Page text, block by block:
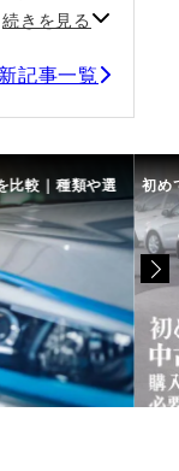
続きを見る
記事一覧
比較｜種類や選 初め